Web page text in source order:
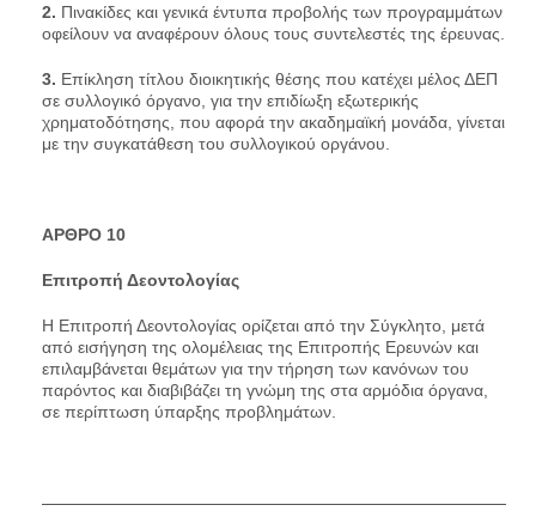
2. Πινακίδες και γενικά έντυπα προβολής των προγραμμάτων
οφείλουν να αναφέρουν όλους τους συντελεστές της έρευνας.
3. Επίκληση τίτλου διοικητικής θέσης που κατέχει μέλος ΔΕΠ
σε συλλογικό όργανο, για την επιδίωξη εξωτερικής
χρηματοδότησης, που αφορά την ακαδημαϊκή μονάδα, γίνεται
με την συγκατάθεση του συλλογικού οργάνου.
AΡΘΡΟ 10
Επιτροπή Δεοντολογίας
Η Επιτροπή Δεοντολογίας ορίζεται από την Σύγκλητο, μετά
από εισήγηση της ολομέλειας της Επιτροπής Ερευνών και
επιλαμβάνεται θεμάτων για την τήρηση των κανόνων του
παρόντος και διαβιβάζει τη γνώμη της στα αρμόδια όργανα,
σε περίπτωση ύπαρξης προβλημάτων.